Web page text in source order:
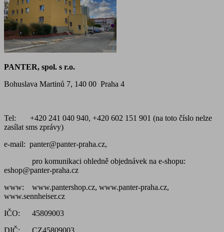
PANTER, spol. s r.o.
Bohuslava Martinů 7, 140 00 Praha 4
Tel: +420 241 040 940, +420 602 151 901 (na toto číslo nelze
zasílat sms zprávy)
e-mail: panter@panter-praha.cz,
pro komunikaci ohledně objednávek na e-shopu:
eshop@panter-praha.cz
www: www.pantershop.cz, www.panter-praha.cz,
www.sennheiser.cz
IČO: 45809003